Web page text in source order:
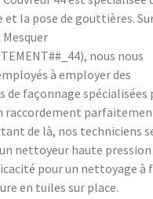
la pose de gouttières.
nous nous
à employer des
de façonnage spécialisées
raccordement
de là, nos techniciens
nettoyeur haute pression
pour un nettoyage à
en tuiles sur place.